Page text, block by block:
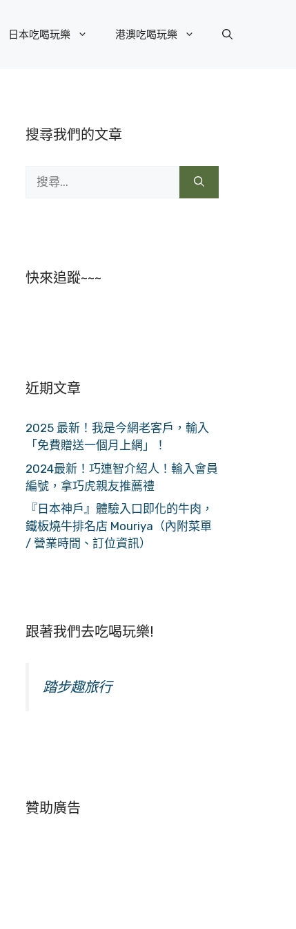
日本吃喝玩樂 港澳吃喝玩樂
搜尋我們的文章
尋:
快來追蹤~~~
近期文章
2025 最新！我是今網老客戶，輸入
「免費贈送一個月上網」！
2024最新！巧連智介紹人！輸入會員
編號，拿巧虎親友推薦禮
『日本神戶』體驗入口即化的牛肉，
鐵板燒牛排名店 Mouriya（內附菜單
/ 營業時間、訂位資訊）
跟著我們去吃喝玩樂!
踏步趣旅行
贊助廣告